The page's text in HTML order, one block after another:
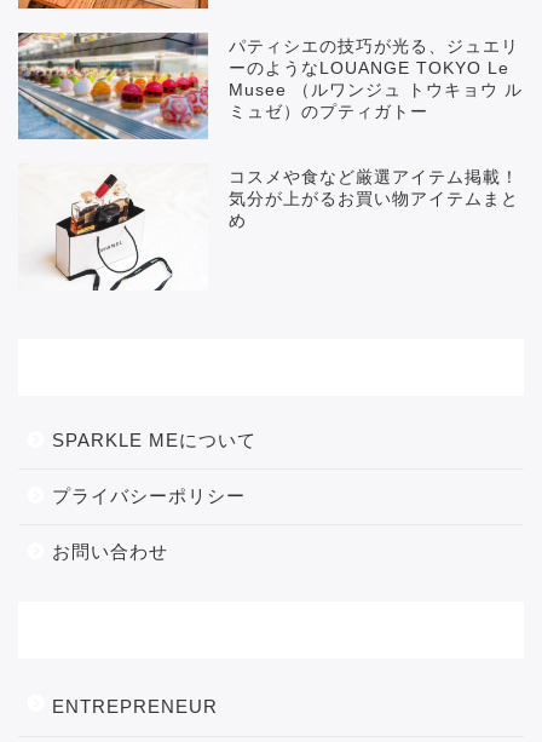
パティシエの技巧が光る、ジュエリ
ーのようなLOUANGE TOKYO Le
Musee （ルワンジュ トウキョウ ル
ミュゼ）のプティガトー
コスメや食など厳選アイテム掲載！
気分が上がるお買い物アイテムまと
め
SPARKLE MEについて
プライバシーポリシー
お問い合わせ
ENTREPRENEUR